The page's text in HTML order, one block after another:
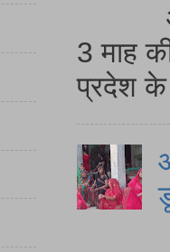
3 माह
प्रदेश